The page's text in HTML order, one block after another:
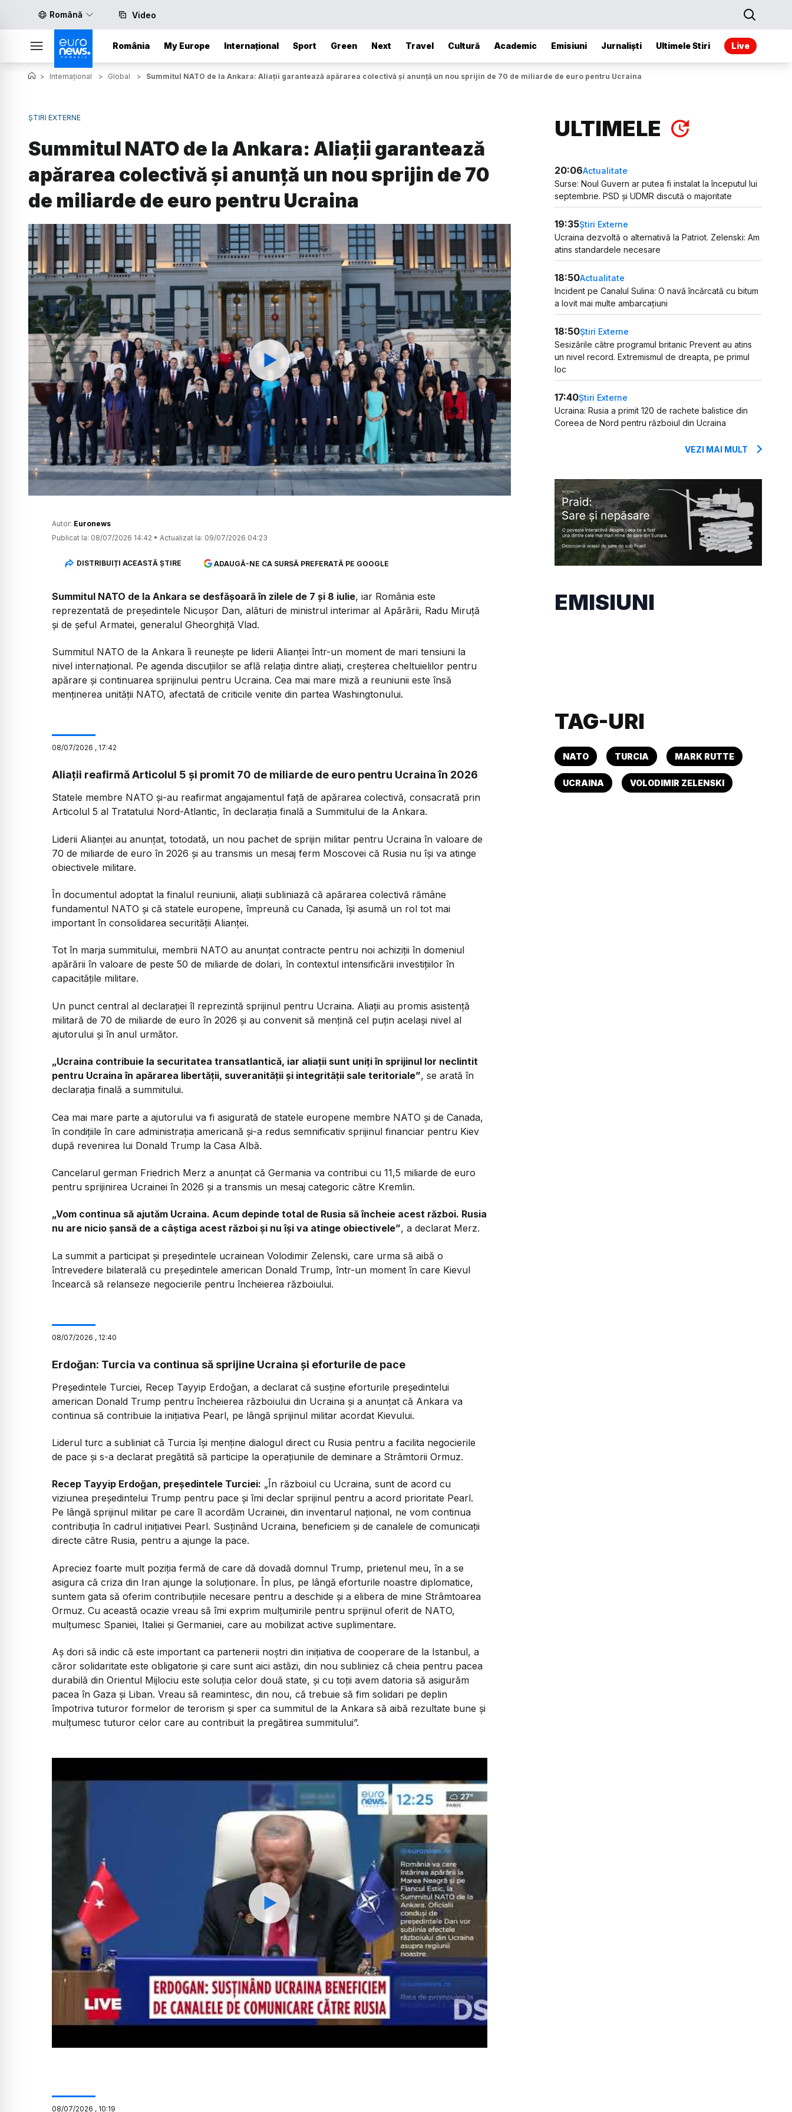
Română Video
România My Europe Internațional Sport Green Next Travel Cultură Academic Emisiuni Jurnaliști Ultimele Stiri Live
> Internațional > Global > Summitul NATO de la Ankara: Aliații garantează apărarea colectivă și anunță un nou sprijin de 70 de miliarde de euro pentru Ucraina
ȘTIRI EXTERNE
Summitul NATO de la Ankara: Aliații garantează
apărarea colectivă și anunță un nou sprijin de 70
de miliarde de euro pentru Ucraina
Watch
Autor: Euronews
Publicat la: 08/07/2026 14:42 • Actualizat la: 09/07/2026 04:23
DISTRIBUIȚI ACEASTĂ ȘTIRE ADAUGĂ-NE CA SURSĂ PREFERATĂ PE GOOGLE
Summitul NATO de la Ankara se desfășoară în zilele de 7 și 8 iulie, iar România este
reprezentată de președintele Nicușor Dan, alături de ministrul interimar al Apărării, Radu Miruță
și de șeful Armatei, generalul Gheorghiță Vlad.
Summitul NATO de la Ankara îi reunește pe liderii Alianței într-un moment de mari tensiuni la
nivel internațional. Pe agenda discuțiilor se află relația dintre aliați, creșterea cheltuielilor pentru
apărare și continuarea sprijinului pentru Ucraina. Cea mai mare miză a reuniunii este însă
menținerea unității NATO, afectată de criticile venite din partea Washingtonului.
08/07/2026 , 17:42
Aliații reafirmă Articolul 5 și promit 70 de miliarde de euro pentru Ucraina în 2026
Statele membre NATO și-au reafirmat angajamentul față de apărarea colectivă, consacrată prin
Articolul 5 al Tratatului Nord-Atlantic, în declarația finală a Summitului de la Ankara.
Liderii Alianței au anunțat, totodată, un nou pachet de sprijin militar pentru Ucraina în valoare de
70 de miliarde de euro în 2026 și au transmis un mesaj ferm Moscovei că Rusia nu își va atinge
obiectivele militare.
În documentul adoptat la finalul reuniunii, aliații subliniază că apărarea colectivă rămâne
fundamentul NATO și că statele europene, împreună cu Canada, își asumă un rol tot mai
important în consolidarea securității Alianței.
Tot în marja summitului, membrii NATO au anunțat contracte pentru noi achiziții în domeniul
apărării în valoare de peste 50 de miliarde de dolari, în contextul intensificării investițiilor în
capacitățile militare.
Un punct central al declarației îl reprezintă sprijinul pentru Ucraina. Aliații au promis asistență
militară de 70 de miliarde de euro în 2026 și au convenit să mențină cel puțin același nivel al
ajutorului și în anul următor.
„Ucraina contribuie la securitatea transatlantică, iar aliații sunt uniți în sprijinul lor neclintit
pentru Ucraina în apărarea libertății, suveranității și integrității sale teritoriale”, se arată în
declarația finală a summitului.
Cea mai mare parte a ajutorului va fi asigurată de statele europene membre NATO și de Canada,
în condițiile în care administrația americană și-a redus semnificativ sprijinul financiar pentru Kiev
după revenirea lui Donald Trump la Casa Albă.
Cancelarul german Friedrich Merz a anunțat că Germania va contribui cu 11,5 miliarde de euro
pentru sprijinirea Ucrainei în 2026 și a transmis un mesaj categoric către Kremlin.
„Vom continua să ajutăm Ucraina. Acum depinde total de Rusia să încheie acest război. Rusia
nu are nicio șansă de a câștiga acest război și nu își va atinge obiectivele”, a declarat Merz.
La summit a participat și președintele ucrainean Volodimir Zelenski, care urma să aibă o
întrevedere bilaterală cu președintele american Donald Trump, într-un moment în care Kievul
încearcă să relanseze negocierile pentru încheierea războiului.
08/07/2026 , 12:40
Erdoğan: Turcia va continua să sprijine Ucraina și eforturile de pace
Președintele Turciei, Recep Tayyip Erdoğan, a declarat că susține eforturile președintelui
american Donald Trump pentru încheierea războiului din Ucraina și a anunțat că Ankara va
continua să contribuie la inițiativa Pearl, pe lângă sprijinul militar acordat Kievului.
Liderul turc a subliniat că Turcia își menține dialogul direct cu Rusia pentru a facilita negocierile
de pace și s-a declarat pregătită să participe la operațiunile de deminare a Strâmtorii Ormuz.
Recep Tayyip Erdoğan, președintele Turciei: „În războiul cu Ucraina, sunt de acord cu
viziunea președintelui Trump pentru pace și îmi declar sprijinul pentru a acord prioritate Pearl.
Pe lângă sprijinul militar pe care îl acordăm Ucrainei, din inventarul național, ne vom continua
contribuția în cadrul inițiativei Pearl. Susținând Ucraina, beneficiem și de canalele de comunicații
directe către Rusia, pentru a ajunge la pace.
Apreciez foarte mult poziția fermă de care dă dovadă domnul Trump, prietenul meu, în a se
asigura că criza din Iran ajunge la soluționare. În plus, pe lângă eforturile noastre diplomatice,
suntem gata să oferim contribuțiile necesare pentru a deschide și a elibera de mine Strâmtoarea
Ormuz. Cu această ocazie vreau să îmi exprim mulțumirile pentru sprijinul oferit de NATO,
mulțumesc Spaniei, Italiei și Germaniei, care au mobilizat active suplimentare.
Aș dori să indic că este important ca partenerii noștri din inițiativa de cooperare de la Istanbul, a
căror solidaritate este obligatorie și care sunt aici astăzi, din nou subliniez că cheia pentru pacea
durabilă din Orientul Mijlociu este soluția celor două state, și cu toții avem datoria să asigurăm
pacea în Gaza și Liban. Vreau să reamintesc, din nou, că trebuie să fim solidari pe deplin
împotriva tuturor formelor de terorism și sper ca summitul de la Ankara să aibă rezultate bune și
mulțumesc tuturor celor care au contribuit la pregătirea summitului”.
Watch
08/07/2026 , 10:19
ULTIMELE
20:06Actualitate
Surse: Noul Guvern ar putea fi instalat la începutul lui
septembrie. PSD și UDMR discută o majoritate
19:35Știri Externe
Ucraina dezvoltă o alternativă la Patriot. Zelenski: Am
atins standardele necesare
18:50Actualitate
Incident pe Canalul Sulina: O navă încărcată cu bitum
a lovit mai multe ambarcațiuni
18:50Știri Externe
Sesizările către programul britanic Prevent au atins
un nivel record. Extremismul de dreapta, pe primul
loc
17:40Știri Externe
Ucraina: Rusia a primit 120 de rachete balistice din
Coreea de Nord pentru războiul din Ucraina
VEZI MAI MULT
EMISIUNI
TAG-URI
NATO TURCIA MARK RUTTE
UCRAINA VOLODIMIR ZELENSKI